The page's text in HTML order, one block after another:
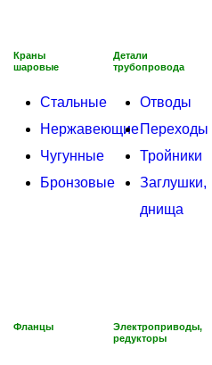
Краны
шаровые
Стальные
Нержавеющие
Чугунные
Бронзовые
Детали
трубопровода
Отводы
Переходы
Тройники
Заглушки,
днища
Фланцы
Электроприводы,
редукторы